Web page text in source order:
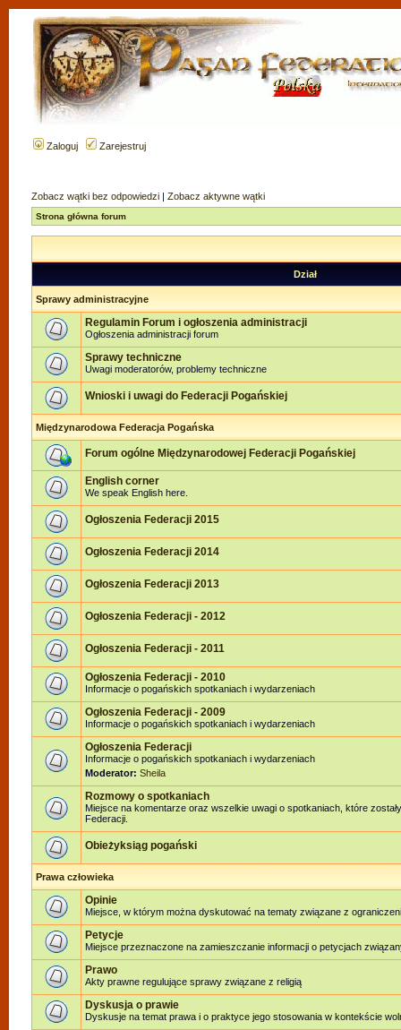
Zaloguj Zarejestruj
Zobacz wątki bez odpowiedzi | Zobacz aktywne wątki
Strona główna forum
Dział
Sprawy administracyjne
Regulamin Forum i ogłoszenia administracji
Ogłoszenia administracji forum
Sprawy techniczne
Uwagi moderatorów, problemy techniczne
Wnioski i uwagi do Federacji Pogańskiej
Międzynarodowa Federacja Pogańska
Forum ogólne Międzynarodowej Federacji Pogańskiej
English corner
We speak English here.
Ogłoszenia Federacji 2015
Ogłoszenia Federacji 2014
Ogłoszenia Federacji 2013
Ogłoszenia Federacji - 2012
Ogłoszenia Federacji - 2011
Ogłoszenia Federacji - 2010
Informacje o pogańskich spotkaniach i wydarzeniach
Ogłoszenia Federacji - 2009
Informacje o pogańskich spotkaniach i wydarzeniach
Ogłoszenia Federacji
Informacje o pogańskich spotkaniach i wydarzeniach
Moderator: Sheila
Rozmowy o spotkaniach
Miejsce na komentarze oraz wszelkie uwagi o spotkaniach, które
Federacji.
Obieżyksiąg pogański
Prawa człowieka
Opinie
Miejsce, w którym można dyskutować na tematy związane z
Petycje
Miejsce przeznaczone na zamieszczanie informacji o petycjach
Prawo
Akty prawne regulujące sprawy związane z religią
Dyskusja o prawie
Dyskusje na temat prawa i o praktyce jego stosowania w kontekście